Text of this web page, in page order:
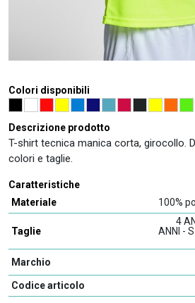
Descrizione prodotto
T-shirt tecnica manica corta, girocollo.
colori e taglie.
Caratteristiche
Materiale
100%
Taglie
4
ANNI -
Marchio
Codice articolo
Colori disponibili